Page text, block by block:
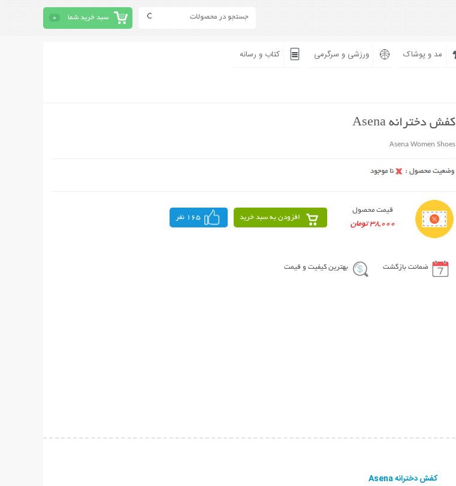
سبد خرید شما 0
مد و پوشاک ورزشی و سرگرمی کتاب و رسانه
کفش دخترانه Asena
Asena Women Shoes
قیمت محصول
38,000 تومان
افزودن به سبد خرید 165 نفر
ضمانت بازگشت بهترین کیفیت و قیمت
کفش دخترانه Asena